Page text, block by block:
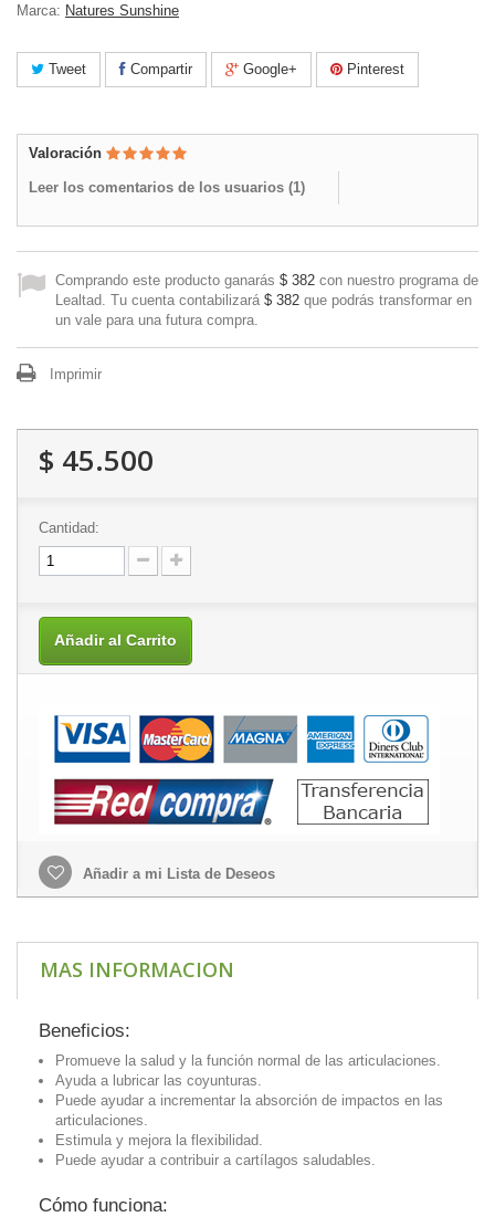
Marca: Natures Sunshine
Tweet Compartir Google+ Pinterest
Valoración
Leer los comentarios de los usuarios (1)
Comprando este producto ganarás $ 382 con nuestro programa de
Lealtad. Tu cuenta contabilizará $ 382 que podrás transformar en
un vale para una futura compra.
Imprimir
$ 45.500
Cantidad:
Añadir al Carrito
Añadir a mi Lista de Deseos
MAS INFORMACION
Beneficios:
Promueve la salud y la función normal de las articulaciones.
Ayuda a lubricar las coyunturas.
Puede ayudar a incrementar la absorción de impactos en las
articulaciones.
Estimula y mejora la flexibilidad.
Puede ayudar a contribuir a cartílagos saludables.
Cómo funciona: